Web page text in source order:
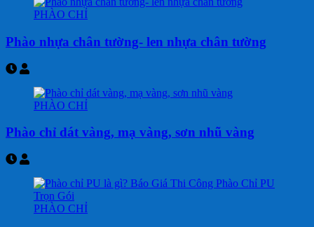
PHÀO CHỈ
Phào nhựa chân tường- len nhựa chân tường
PHÀO CHỈ
Phào chỉ dát vàng, mạ vàng, sơn nhũ vàng
PHÀO CHỈ